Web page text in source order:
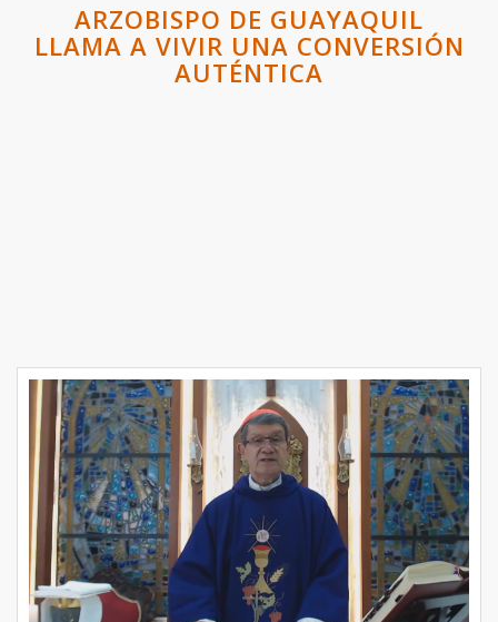
ARZOBISPO DE GUAYAQUIL
LLAMA A VIVIR UNA CONVERSIÓN
AUTÉNTICA